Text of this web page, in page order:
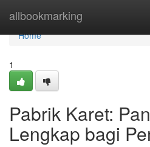
allbookmarking
Home
Home
1
Pabrik Karet:
Lengkap bagi